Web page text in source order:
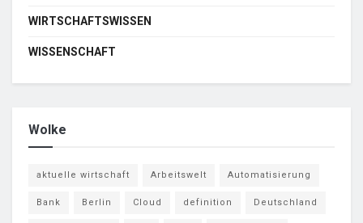
WIRTSCHAFTSWISSEN
WISSENSCHAFT
Wolke
aktuelle wirtschaft Arbeitswelt Automatisierung
Bank Berlin Cloud definition Deutschland